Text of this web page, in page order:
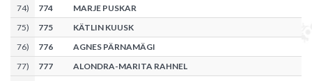
74) 774
MARJE PUSKAR
75) 775
KÄTLIN KUUSK
76) 776
AGNES PÄRNAMÄGI
77) 777
ALONDRA-MARITA RAHNEL